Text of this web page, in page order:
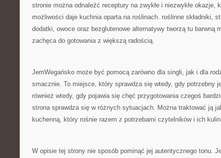
stronie można odnaleźć receptury na zwykłe i niezwykłe okazje,
możliwości daje kuchnia oparta na roślinach. roślinne składniki,
dodatki, owoce oraz bezglutenowe alternatywy tworzą tu barwną
zachęca do gotowania z większą radością.
JemWegańsko może być pomocą zarówno dla singli, jak i dla
smacznie. To miejsce, który sprawdza się wtedy, gdy potrzebny
również wtedy, gdy pojawia się chęć przygotowania czegoś
strona sprawdza się w różnych sytuacjach. Można traktować ją
kuchenną, który rośnie razem z potrzebami czytelników i ich
W opisie tej strony nie sposób pominąć jej autentycznego tonu.